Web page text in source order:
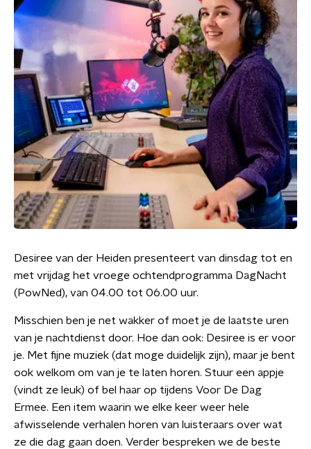
Desiree van der Heiden presenteert van dinsdag tot en
met vrijdag het vroege ochtendprogramma DagNacht
(PowNed), van 04.00 tot 06.00 uur.
Misschien ben je net wakker of moet je de laatste uren
van je nachtdienst door. Hoe dan ook: Desiree is er voor
je. Met fijne muziek (dat moge duidelijk zijn), maar je bent
ook welkom om van je te laten horen. Stuur een appje
(vindt ze leuk) of bel haar op tijdens Voor De Dag
Ermee. Een item waarin we elke keer weer hele
afwisselende verhalen horen van luisteraars over wat
ze die dag gaan doen. Verder bespreken we de beste